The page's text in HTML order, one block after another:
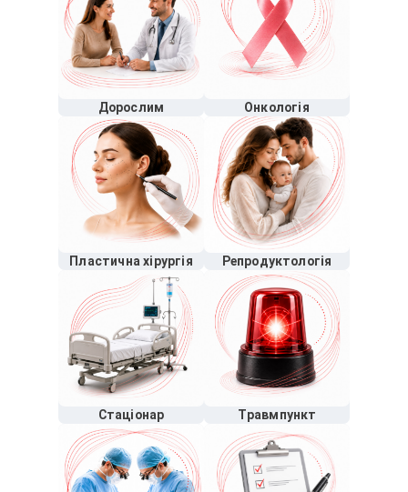
Дорослим Онкологія
Пластична хірургія Репродуктологія
Стаціонар Травмпункт